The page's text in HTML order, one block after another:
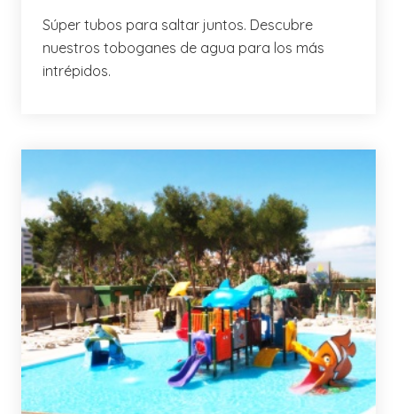
Súper tubos para saltar juntos. Descubre
nuestros toboganes de agua para los más
intrépidos.